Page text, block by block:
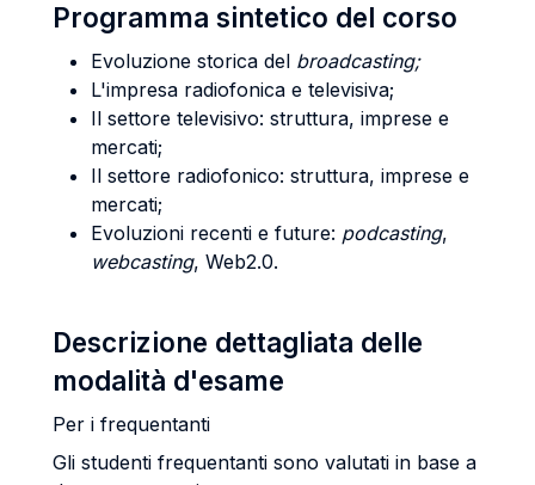
Programma sintetico del corso
Evoluzione storica del broadcasting;
L'impresa radiofonica e televisiva;
Il settore televisivo: struttura, imprese e
mercati;
Il settore radiofonico: struttura, imprese e
mercati;
Evoluzioni recenti e future: podcasting,
webcasting, Web2.0.
Descrizione dettagliata delle
modalità d'esame
Per i frequentanti
Gli studenti frequentanti sono valutati in base a